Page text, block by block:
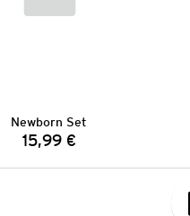
Newborn Set
Preis:
15,99 €